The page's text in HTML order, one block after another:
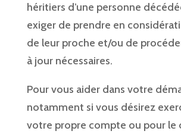
héritiers d’une personne
exiger de prendre en
de leur proche et/ou de
à jour nécessaires.
Pour vous aider dans votre
notamment si vous désirez
votre propre compte ou pour le